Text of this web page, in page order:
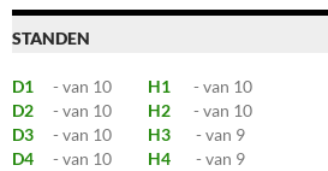
STANDEN
D1 - van 10 H1
- van 10
D2
- van 10 H2
- van 10
D3
- van 10 H3
- van 9
D4
- van 10 H4
- van 9